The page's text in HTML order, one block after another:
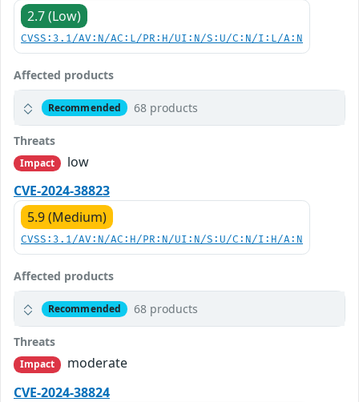
2.7 (Low)
CVSS:3.1/AV:N/AC:L/PR:H/UI:N/S:U/C:N/I:L/A:N
Affected products
Recommended 68 products
Threats
Impact
low
CVE-2024-38823
5.9 (Medium)
CVSS:3.1/AV:N/AC:H/PR:N/UI:N/S:U/C:N/I:H/A:N
Affected products
Recommended 68 products
Threats
Impact
moderate
CVE-2024-38824